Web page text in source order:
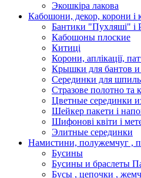
Экошкiра лакова
Кабошони, декор, корони і
Бантики "Пухляші" і
Кабошоны плоские
Китиці
Корони, аплікації,
Крышки для бантов
Серединки для
Стразове полотно та
Цветные серединки
Шейкер пакети і
Шифонові квіти і
Элитные серединки
Намистини, полужемчуг ,
Бусины
Бусины и браслеты
Бусы , цепочки ,